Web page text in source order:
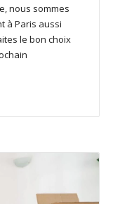
nous sommes
à Paris aussi
le bon choix